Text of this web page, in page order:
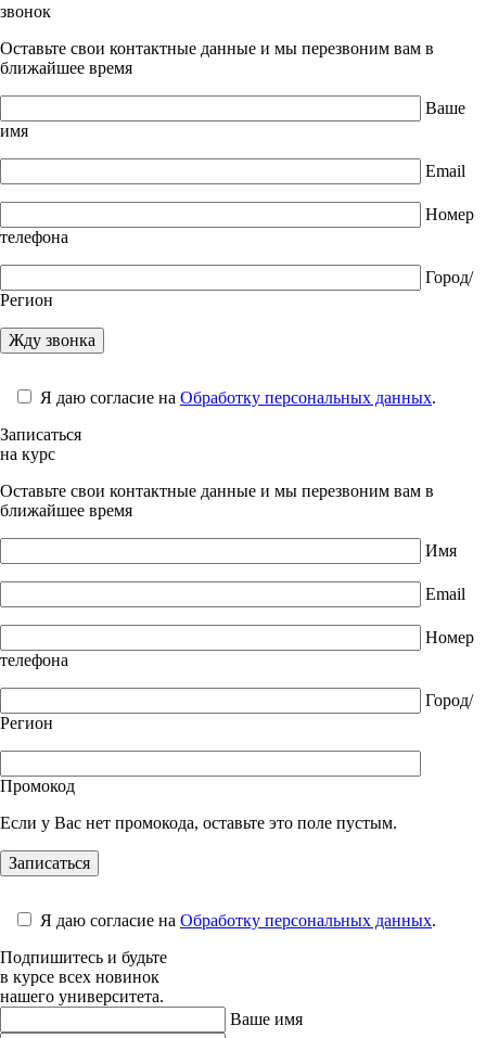
звонок
Оставьте свои контактные данные и мы перезвоним вам в
ближайшее время
Ваше
имя
Email
Номер
телефона
Город/
Регион
Я даю согласие на Обработку персональных данных.
Записаться
на курс
Оставьте свои контактные данные и мы перезвоним вам в
ближайшее время
Имя
Email
Номер
телефона
Город/
Регион
Промокод
Если у Вас нет промокода, оставьте это поле пустым.
Я даю согласие на Обработку персональных данных.
Подпишитесь и будьте
в курсе всех новинок
нашего университета.
Ваше имя